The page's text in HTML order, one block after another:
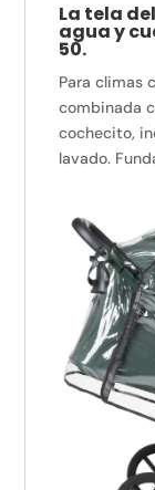
La tela
agua y
50.
Para climas
combinada
cochecito,
lavado.